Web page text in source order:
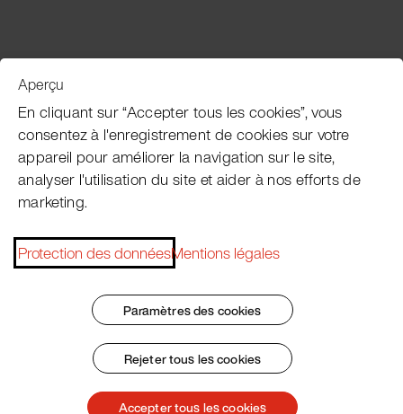
Service clientèle
Subscribe Pacojet Newsletter
Would you like to be regularly updated on news, event
Conditions Générales
Protection des données
Aperçu
En cliquant sur “Accepter tous les cookies”, vous
consentez à l'enregistrement de cookies sur votre
appareil pour améliorer la navigation sur le site,
analyser l'utilisation du site et aider à nos efforts de
marketing.
Protection des donnéesMentions légales
Paramètres des cookies
Rejeter tous les cookies
Accepter tous les cookies